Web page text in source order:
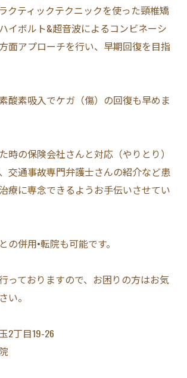
クティックテクニックを使った頸椎矯
イボルト&超音波によるコンビネーシ
面アプローチを行い、早期回復を目指
酸素吸入でケガ（傷）の回復も早めま
時の保険会社さんと対応（やりとり）
交通事故専門弁護士さんの紹介など患
療に専念できるようお手伝いさせてい
の併用•転院も可能です。
っておりますので、お困りの方はお気
い。
2丁目19-26